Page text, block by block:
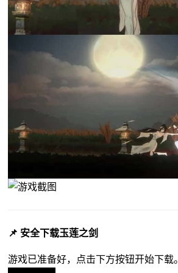
📌 安全下载玉莲之剑
游戏已准备好，点击下方按钮开始下载。